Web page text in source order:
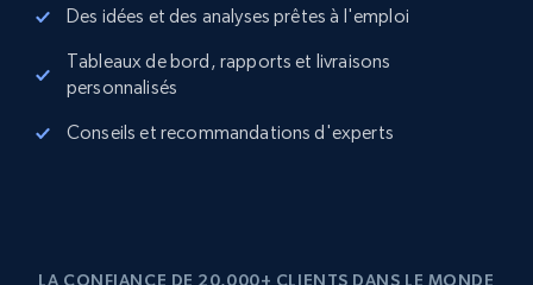
Des idées et des analyses prêtes à l'emploi
Tableaux de bord, rapports et livraisons
personnalisés
Conseils et recommandations d'experts
LA CONFIANCE DE 20,000+ CLIENTS DANS LE MONDE